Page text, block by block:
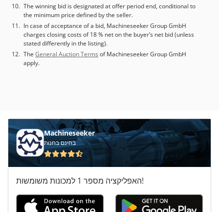
The winning bid is designated at offer period end, conditional to
the minimum price defined by the seller.
In case of acceptance of a bid, Machineseeker Group GmbH
charges closing costs of 18 % net on the buyer’s net bid (unless
stated differently in the listing).
The General Auction Terms of Machineseeker Group GmbH
apply.
Machineseeker
בחינם בחנות
האפליקציה מספר 1 למכונות משומשות!